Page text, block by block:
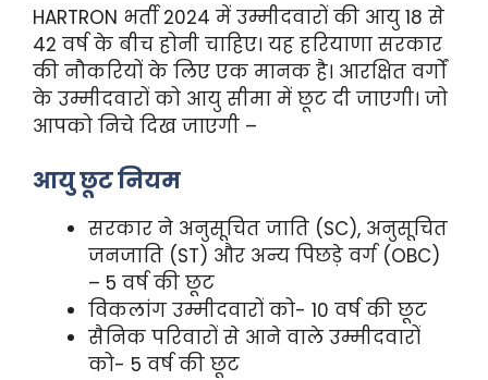
HARTRON भर्ती 2024 में उम्मीदवारों की आयु 18 से
42 वर्ष के बीच होनी चाहिए। यह हरियाणा सरकार
की नौकरियों के लिए एक मानक है। आरक्षित वर्गों
के उम्मीदवारों को आयु सीमा में छूट दी जाएगी। जो
आपको निचे दिख जाएगी –
आयु छूट नियम
सरकार ने अनुसूचित जाति (SC), अनुसूचित
जनजाति (ST) और अन्य पिछड़े वर्ग (OBC)
– 5 वर्ष की छूट
विकलांग उम्मीदवारों को- 10 वर्ष की छूट
सैनिक परिवारों से आने वाले उम्मीदवारों
को- 5 वर्ष की छूट